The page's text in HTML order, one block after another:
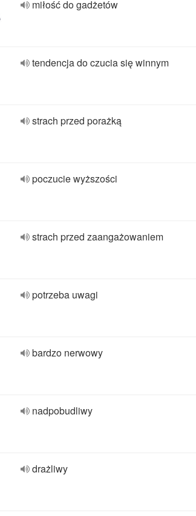
miłość do gadżetów
tendencja do czucia się winnym
strach przed porażką
poczucie wyższości
strach przed zaangażowaniem
potrzeba uwagi
bardzo nerwowy
nadpobudliwy
drażliwy